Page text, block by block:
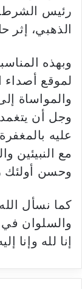
رئيس الشرطة
الذهبي، إثر
وبهذه
لموقع أصداء
والمواساة
وجل أن
عليه
مع النبيئين
وحسن أولئك
كما نسأل
والسلوان
إنا لله وإنا